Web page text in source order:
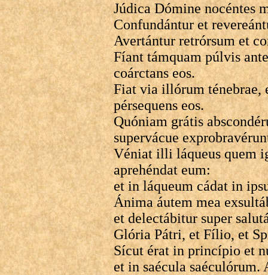
Júdica Dómine nocéntes
Confundántur et
Avertántur retrórsum et
Fíant támquam púlvis
coárctans eos.
Fiat via illórum
pérsequens eos.
Quóniam grátis
supervácue
Véniat illi láqueus quem
aprehéndat eum:
et in láqueum cádat in
Ánima áutem mea
et delectábitur super
Glória Pátri, et Fílio, et
Sícut érat in princípio et
et in saécula saéculórum.